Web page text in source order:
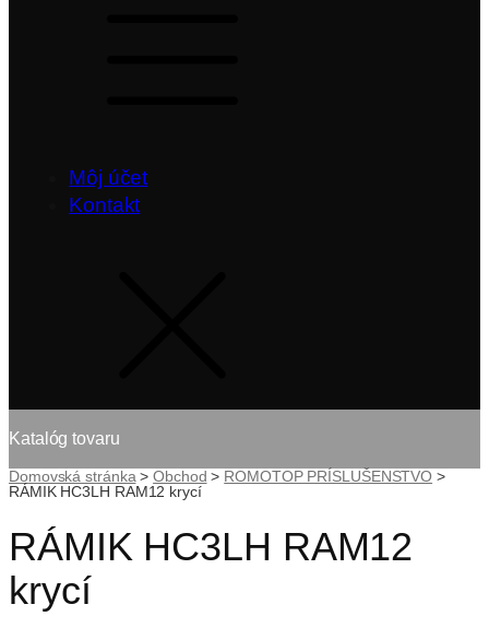
Môj účet
Kontakt
Katalóg tovaru
Domovská stránka >Obchod > ROMOTOP PRÍSLUŠENSTVO >
RÁMIK HC3LH RAM12 krycí
RÁMIK HC3LH RAM12
krycí